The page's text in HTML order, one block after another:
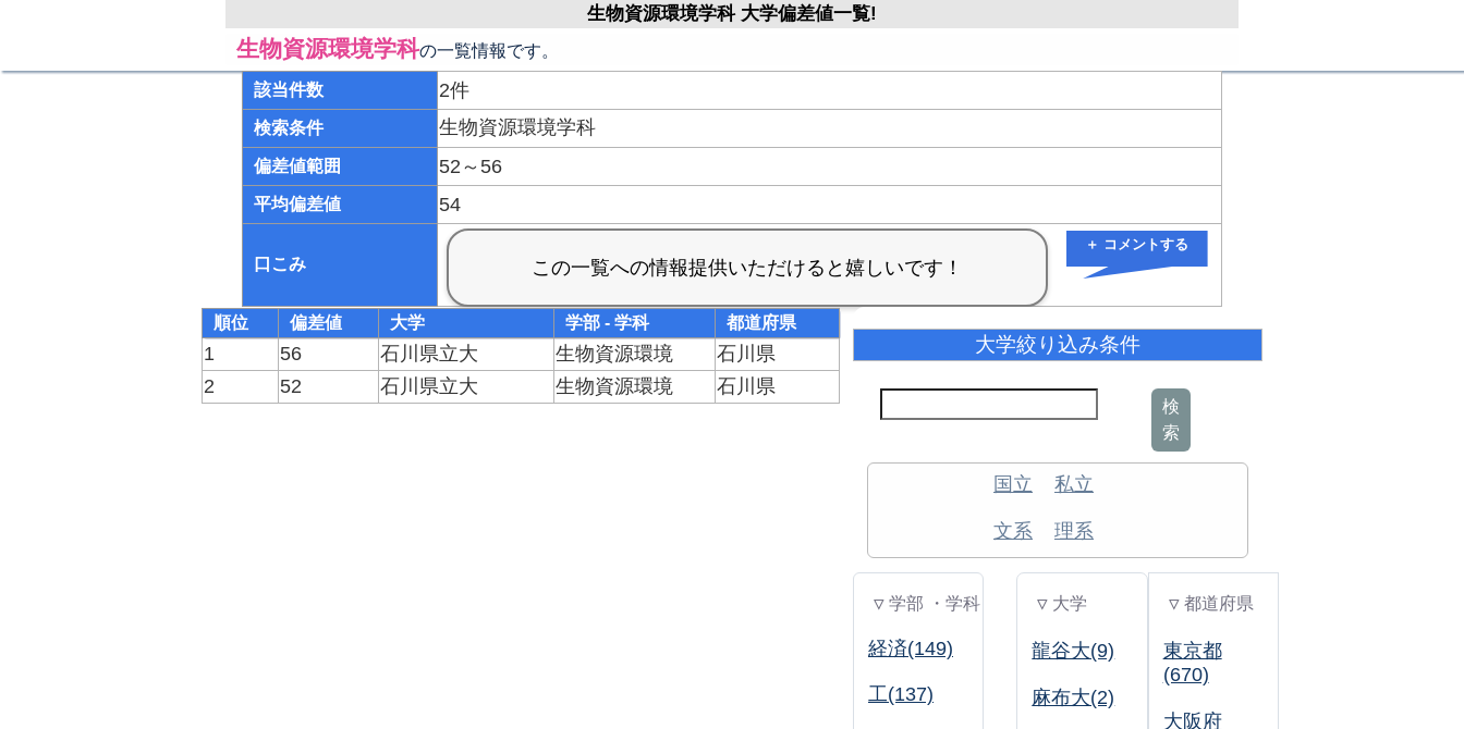
生物資源環境学科 大学偏差値一覧!
生物資源環境学科の一覧情報です。
該当件数 2件
検索条件 生物資源環境学科
偏差値範囲 52～56
平均偏差値 54
口こみ
＋ コメントする
順位 偏差値 大学 学部 - 学科 都道府県
1 56 石川県立大 生物資源環境
石川県
2
52 石川県立大 生物資源環境 石川県
大学絞り込み条件
検
索
国立 私立
文系 理系
▽ 学部 ・学科
経済(149)
工(137)
▽ 大学
龍谷大(9)
麻布大(2)
▽ 都道府県
東京都
(670)
大阪府